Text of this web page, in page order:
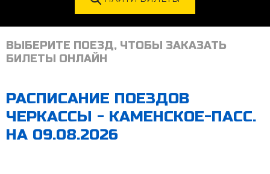
ВЫБЕРИТЕ ПОЕЗД, ЧТОБЫ ЗАКАЗАТЬ
БИЛЕТЫ ОНЛАЙН
РАСПИСАНИЕ ПОЕЗДОВ
ЧЕРКАССЫ - КАМЕНСКОЕ-ПАСС.
НА 09.08.2026